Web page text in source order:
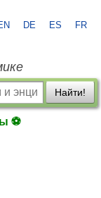
DE ES FR
Найти!
⚽